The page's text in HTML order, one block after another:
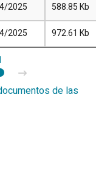
2025 588.85 Kb
2025 972.61 Kb
de las